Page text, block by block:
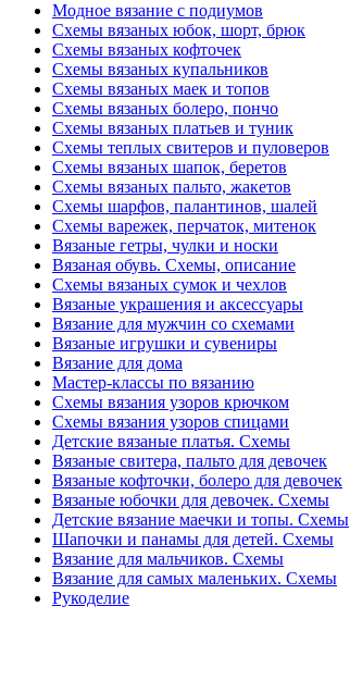
Модное вязание с подиумов
Схемы вязаных юбок, шорт, брюк
Схемы вязаных кофточек
Схемы вязаных купальников
Схемы вязаных маек и топов
Схемы вязаных болеро, пончо
Схемы вязаных платьев и туник
Схемы теплых свитеров и пуловеров
Схемы вязаных шапок, беретов
Схемы вязаных пальто, жакетов
Схемы шарфов, палантинов, шалей
Схемы варежек, перчаток, митенок
Вязаные гетры, чулки и носки
Вязаная обувь. Схемы, описание
Схемы вязаных сумок и чехлов
Вязаные украшения и аксессуары
Вязание для мужчин со схемами
Вязаные игрушки и сувениры
Вязание для дома
Мастер-классы по вязанию
Схемы вязания узоров крючком
Схемы вязания узоров спицами
Детские вязаные платья. Схемы
Вязаные свитера, пальто для девочек
Вязаные кофточки, болеро для девочек
Вязаные юбочки для девочек. Схемы
Детские вязание маечки и топы. Схемы
Шапочки и панамы для детей. Схемы
Вязание для мальчиков. Схемы
Вязание для самых маленьких. Схемы
Рукоделие